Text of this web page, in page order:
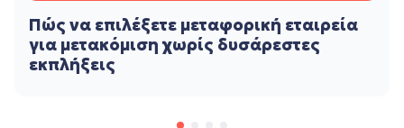
Πώς να επιλέξετε μεταφορική εταιρεία
για μετακόμιση χωρίς δυσάρεστες
εκπλήξεις